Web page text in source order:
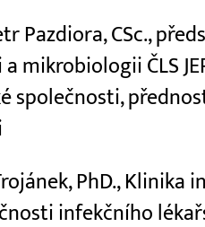
Pazdiora, CSc.,
mikrobiologii ČLS
společnosti,
PhD., Klinika
infekčního